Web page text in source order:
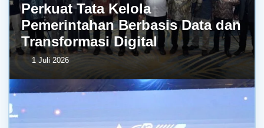
Perkuat Tata Kelola
Pemerintahan Berbasis Data dan
Transformasi Digital
1 Juli 2026